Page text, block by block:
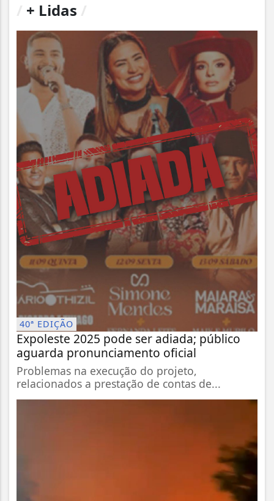
+ Lidas
40ª EDIÇÃO
Expoleste 2025 pode ser adiada; público
aguarda pronunciamento oficial
Problemas na execução do projeto,
relacionados a prestação de contas de...